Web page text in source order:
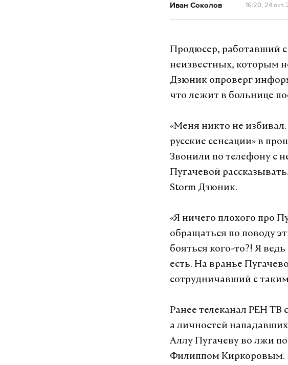
Иван Соколов 16:20, 24 окт.
Продюсер, работавший
неизвестных, которым
Дзюник опроверг
что лежит в больнице
«Меня никто не
русские сенсации» в
Звонили по телефону с
Пугачевой
Storm Дзюник.
«Я ничего плохого про
обращаться по поводу
бояться кого-то?! Я
есть. На вранье
сотрудничавший с
Ранее телеканал РЕН
а личностей
Аллу Пугачеву во лжи
Филиппом Киркоровым.